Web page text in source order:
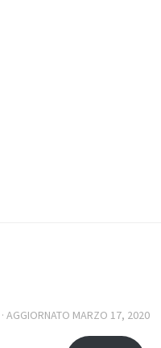
· AGGIORNATO MARZO 17, 2020